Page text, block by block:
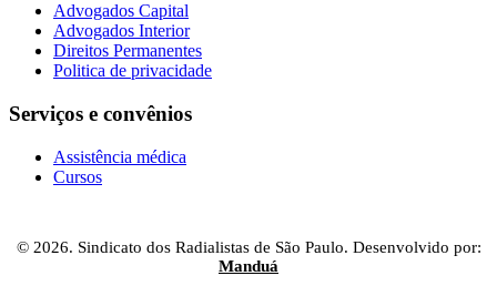
Advogados Capital
Advogados Interior
Direitos Permanentes
Politica de privacidade
Serviços e convênios
Assistência médica
Cursos
© 2026. Sindicato dos Radialistas de São Paulo. Desenvolvido por:
Manduá